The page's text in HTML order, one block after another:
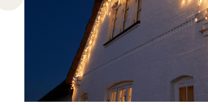
Previous slide